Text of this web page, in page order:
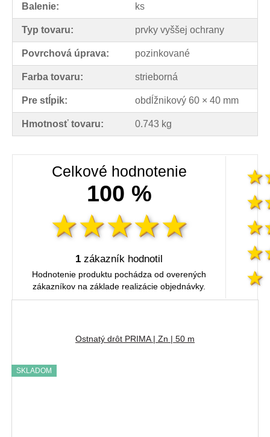
Balenie: ks
Typ tovaru: prvky vyššej ochrany
Povrchová úprava: pozinkované
Farba tovaru: strieborná
Pre stĺpik: obdĺžnikový 60 × 40 mm
Hmotnosť tovaru: 0.743 kg
Celkové hodnotenie
100 %
1 zákazník hodnotil
Hodnotenie produktu pochádza od overených
zákazníkov na základe realizácie objednávky.
Ostnatý drôt PRIMA | Zn | 50 m
SKLADOM